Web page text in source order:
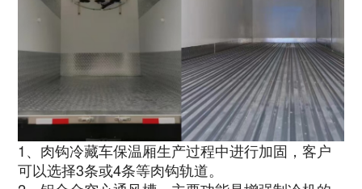
1、肉钩冷藏车保温厢生产过程中进行加固，客户
可以选择3条或4条等肉钩轨道。